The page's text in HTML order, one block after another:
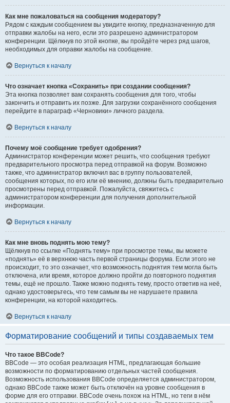
Как мне пожаловаться на сообщения модератору?
Рядом с каждым сообщением вы увидите кнопку, предназначенную для
отправки жалобы на него, если это разрешено администратором
конференции. Щёлкнув по этой кнопке, вы пройдёте через ряд шагов,
необходимых для оправки жалобы на сообщение.
Вернуться к началу
Что означает кнопка «Сохранить» при создании сообщения?
Эта кнопка позволяет вам сохранять сообщения для того, чтобы
закончить и отправить их позже. Для загрузки сохранённого сообщения
перейдите в параграф «Черновики» личного раздела.
Вернуться к началу
Почему моё сообщение требует одобрения?
Администратор конференции может решить, что сообщения требуют
предварительного просмотра перед отправкой на форум. Возможно
также, что администратор включил вас в группу пользователей,
сообщения которых, по его или её мнению, должны быть предварительно
просмотрены перед отправкой. Пожалуйста, свяжитесь с
администратором конференции для получения дополнительной
информации.
Вернуться к началу
Как мне вновь поднять мою тему?
Щёлкнув по ссылке «Поднять тему» при просмотре темы, вы можете
«поднять» её в верхнюю часть первой страницы форума. Если этого не
происходит, то это означает, что возможность поднятия тем могла быть
отключена, или время, которое должно пройти до повторного поднятия
темы, ещё не прошло. Также можно поднять тему, просто ответив на неё,
однако удостоверьтесь, что тем самым вы не нарушаете правила
конференции, на которой находитесь.
Вернуться к началу
Форматирование сообщений и типы создаваемых тем
Что такое BBCode?
BBCode — это особая реализация HTML, предлагающая большие
возможности по форматированию отдельных частей сообщения.
Возможность использования BBCode определяется администратором,
однако BBCode также может быть отключён на уровне сообщения в
форме для его отправки. BBCode очень похож на HTML, но теги в нём